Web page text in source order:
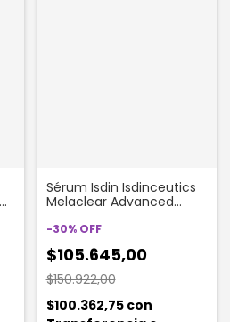
Sérum Isdin Isdinceutics
Melaclear Advanced
-30% OFF
$105.645,00
$150.922,00
$100.362,75 con